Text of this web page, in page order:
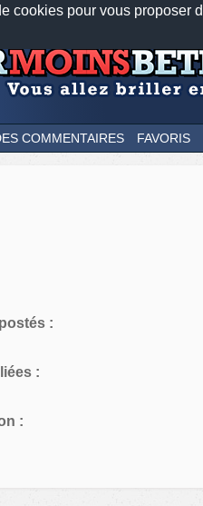
pour vous proposer
Nos applications mobiles
COMMENTAIRES FAVORIS
:
:
: